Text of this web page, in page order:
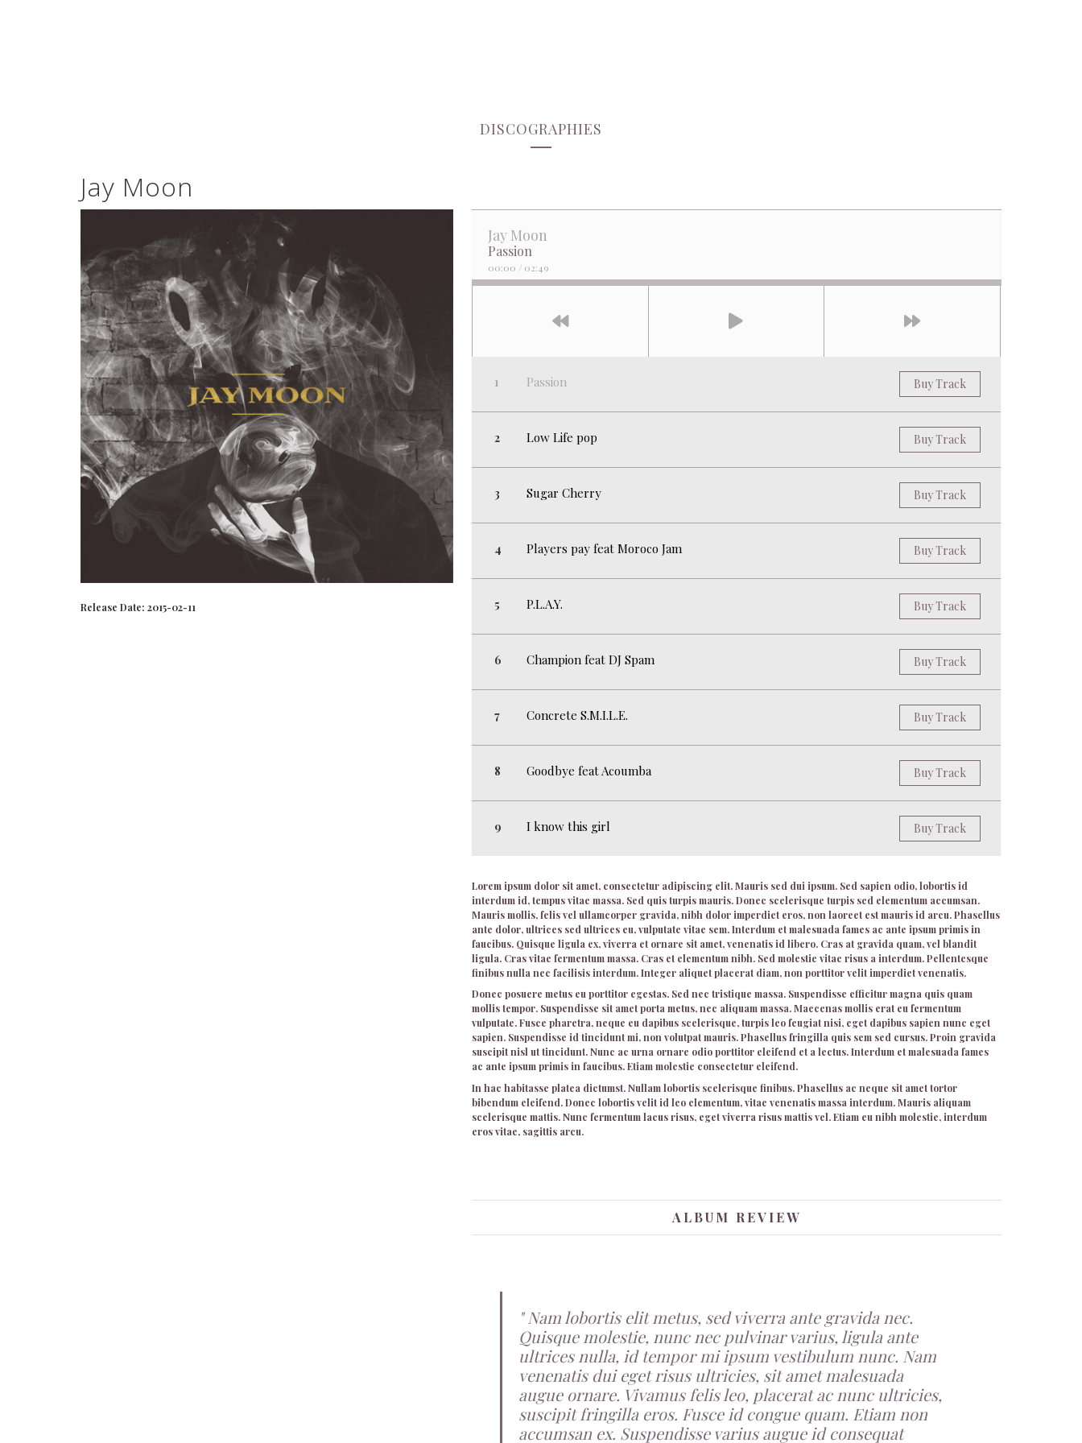
DISCOGRAPHIES
Jay Moon
Release Date: 2015-02-11
Buy Track
Passion
Buy Track
Low Life pop
Buy Track
Sugar Cherry
Buy Track
Players pay feat Moroco Jam
Buy Track
P.L.A.Y.
Buy Track
Champion feat DJ Spam
Buy Track
Concrete S.M.I.L.E.
Buy Track
Goodbye feat Acoumba
Buy Track
I know this girl
Jay Moon
Passion
00:00 / 02:49
Lorem ipsum dolor sit amet, consectetur adipiscing elit. Mauris sed dui ipsum. Sed sapien odio, lobortis id
interdum id, tempus vitae massa. Sed quis turpis mauris. Donec scelerisque turpis sed elementum accumsan.
Mauris mollis, felis vel ullamcorper gravida, nibh dolor imperdiet eros, non laoreet est mauris id arcu. Phasellus
ante dolor, ultrices sed ultrices eu, vulputate vitae sem. Interdum et malesuada fames ac ante ipsum primis in
faucibus. Quisque ligula ex, viverra et ornare sit amet, venenatis id libero. Cras at gravida quam, vel blandit
ligula. Cras vitae fermentum massa. Cras et elementum nibh. Sed molestie vitae risus a interdum. Pellentesque
finibus nulla nec facilisis interdum. Integer aliquet placerat diam, non porttitor velit imperdiet venenatis.
Donec posuere metus eu porttitor egestas. Sed nec tristique massa. Suspendisse efficitur magna quis quam
mollis tempor. Suspendisse sit amet porta metus, nec aliquam massa. Maecenas mollis erat eu fermentum
vulputate. Fusce pharetra, neque eu dapibus scelerisque, turpis leo feugiat nisi, eget dapibus sapien nunc eget
sapien. Suspendisse id tincidunt mi, non volutpat mauris. Phasellus fringilla quis sem sed cursus. Proin gravida
suscipit nisl ut tincidunt. Nunc ac urna ornare odio porttitor eleifend et a lectus. Interdum et malesuada fames
ac ante ipsum primis in faucibus. Etiam molestie consectetur eleifend.
In hac habitasse platea dictumst. Nullam lobortis scelerisque finibus. Phasellus ac neque sit amet tortor
bibendum eleifend. Donec lobortis velit id leo elementum, vitae venenatis massa interdum. Mauris aliquam
scelerisque mattis. Nunc fermentum lacus risus, eget viverra risus mattis vel. Etiam eu nibh molestie, interdum
eros vitae, sagittis arcu.
ALBUM REVIEW
Nam lobortis elit metus, sed viverra ante gravida nec.
Quisque molestie, nunc nec pulvinar varius, ligula ante
ultrices nulla, id tempor mi ipsum vestibulum nunc. Nam
venenatis dui eget risus ultricies, sit amet malesuada
augue ornare. Vivamus felis leo, placerat ac nunc ultricies,
suscipit fringilla eros. Fusce id congue quam. Etiam non
accumsan ex. Suspendisse varius augue id consequat